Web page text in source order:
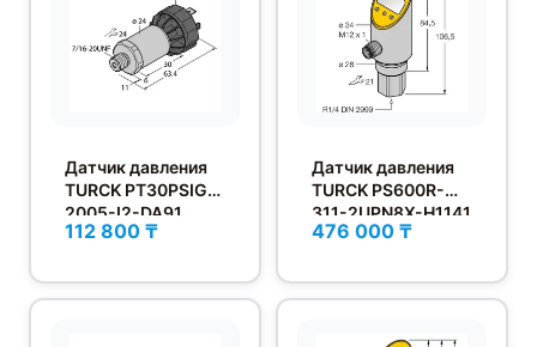
Датчик давления
TURCK PT30PSIG-
2005-I2-DA91
112 800 ₸
Датчик давления
TURCK PS600R-
311-2UPN8X-H1141
476 000 ₸